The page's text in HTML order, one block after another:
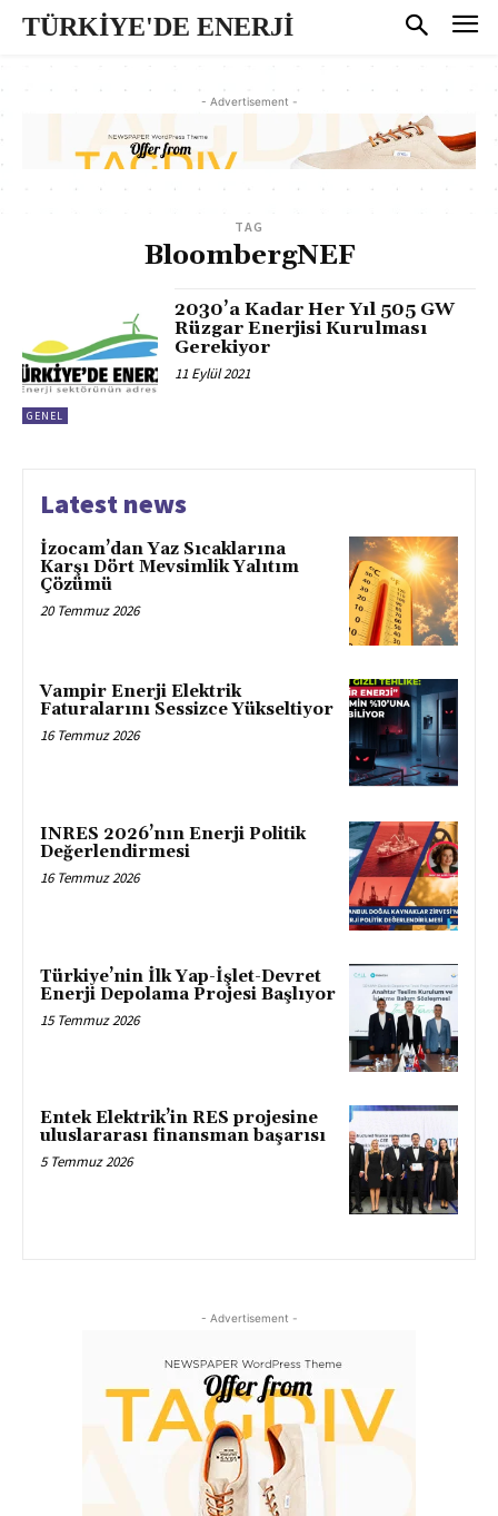
TÜRKİYE'DE ENERJİ
- Advertisement -
TAG
BloombergNEF
GENEL
2030’a Kadar Her Yıl 505 GW
Rüzgar Enerjisi Kurulması
Gerekiyor
11 Eylül 2021
Latest news
İzocam’dan Yaz Sıcaklarına
Karşı Dört Mevsimlik Yalıtım
Çözümü
20 Temmuz 2026
Vampir Enerji Elektrik
Faturalarını Sessizce Yükseltiyor
16 Temmuz 2026
INRES 2026’nın Enerji Politik
Değerlendirmesi
16 Temmuz 2026
Türkiye’nin İlk Yap-İşlet-Devret
Enerji Depolama Projesi Başlıyor
15 Temmuz 2026
Entek Elektrik’in RES projesine
uluslararası finansman başarısı
5 Temmuz 2026
- Advertisement -